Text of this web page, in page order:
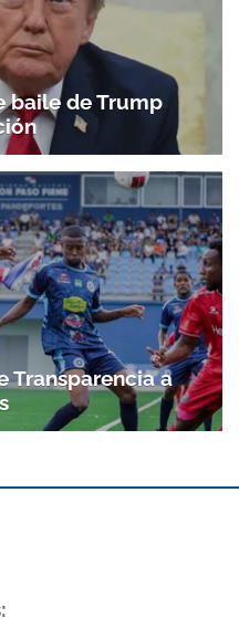
baile de Trump
Transparencia a